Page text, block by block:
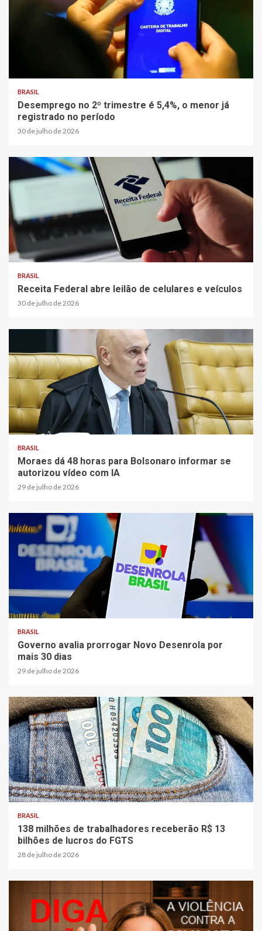
BRASIL
Desemprego no 2º trimestre é 5,4%, o menor já
registrado no período
30 de julho de 2026
BRASIL
Receita Federal abre leilão de celulares e veículos
30 de julho de 2026
BRASIL
Moraes dá 48 horas para Bolsonaro informar se
autorizou vídeo com IA
29 de julho de 2026
BRASIL
Governo avalia prorrogar Novo Desenrola por
mais 30 dias
29 de julho de 2026
BRASIL
138 milhões de trabalhadores receberão R$ 13
bilhões de lucros do FGTS
28 de julho de 2026